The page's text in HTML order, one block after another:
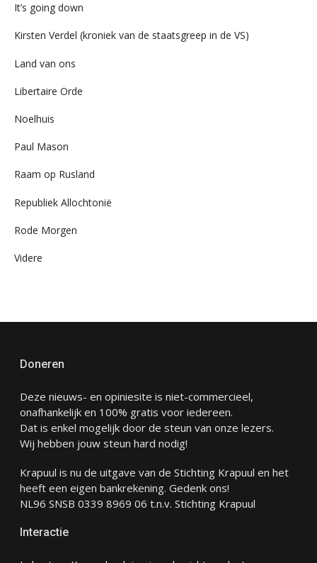
It’s going down
Kirsten Verdel (kroniek van de staatsgreep in de VS)
Land van ons
Libertaire Orde
Noelhuis
Paul Mason
Raam op Rusland
Republiek Allochtonië
Rode Morgen
Videre
Doneren
Deze nieuws- en opiniesite is niet-commercieel,
onafhankelijk en 100% gratis voor iedereen.
Dat is enkel mogelijk door de steun van onze lezers.
Wij hebben jouw steun hard nodig!
Krapuul is nu de uitgave van de Stichting Krapuul en het
heeft een eigen bankrekening. Gedenk ons!
NL96 SNSB 0339 8969 06 t.n.v. Stichting Krapuul
Interactie